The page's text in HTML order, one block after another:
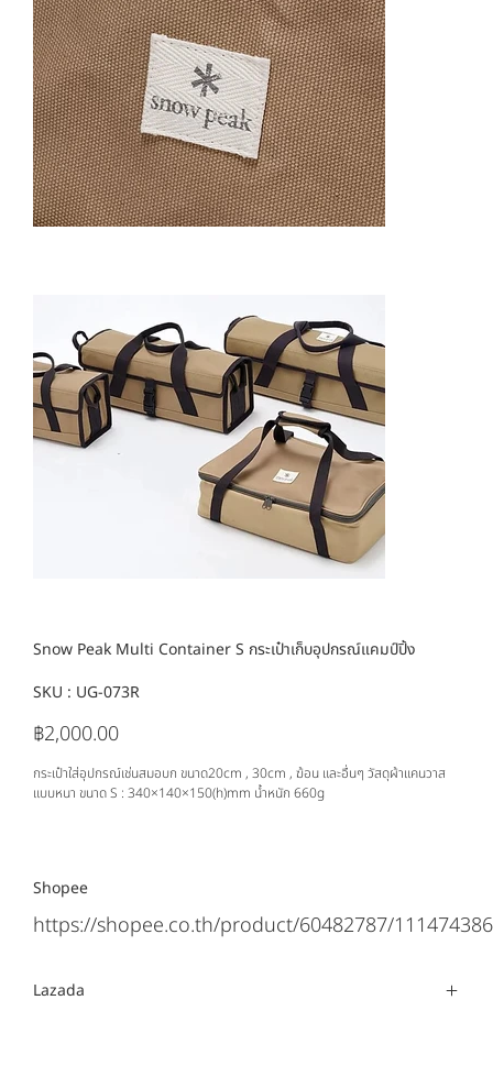
Snow Peak Multi Container S กระเป๋าเก็บอุปกรณ์แคมป์ปิ้ง
SKU : SKU
UG-
UG-073R
ราคา
฿2,000.00
กระเป๋าใส่อุปกรณ์เช่นสมอบก ขนาด20cm , 30cm , ฆ้อน และอื่นๆ วัสดุผ้าแคนวาส
แบบหนา ขนาด S : 340×140×150(h)mm น้ำหนัก 660g
Shopee
https://shopee.co.th/product/60482787/
Lazada